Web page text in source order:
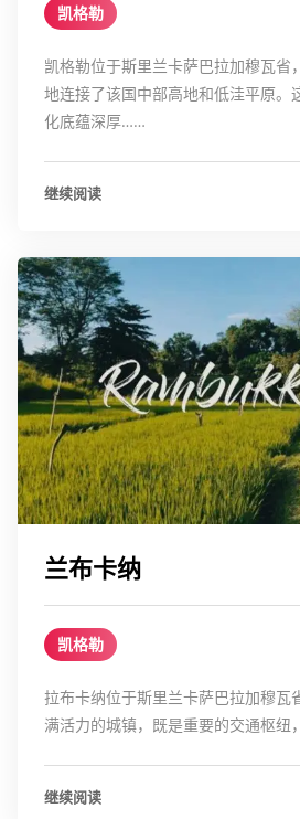
凯格勒
凯格勒位于斯里兰卡萨巴拉加穆瓦省
地连接了该国中部高地和低洼平原。
化底蕴深厚……
继续阅读
兰布卡纳
凯格勒
拉布卡纳位于斯里兰卡萨巴拉加穆瓦
满活力的城镇，既是重要的交通枢
继续阅读